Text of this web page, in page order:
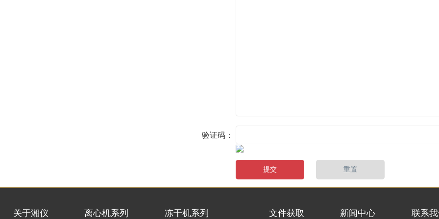
验证码：
关于湘仪 离心机系列 冻干机系列 文件获取 新闻中心 联系